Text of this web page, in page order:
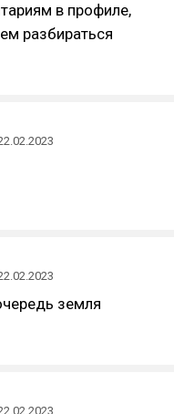
в профиле,
разбираться
земля